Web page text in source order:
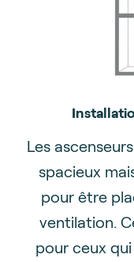
Les
spacieux
pour être
ventilation.
pour ceux